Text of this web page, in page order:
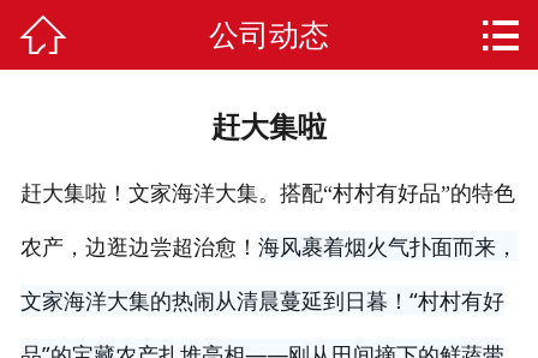
 公司动态 
赶大集啦
赶大集啦！文家海洋大集。搭配“村村有好品”的特色
农产，边逛边尝超治愈！ 海风裹着烟火气扑面而来，
文家海洋大集的热闹从清晨蔓延到日暮！“村村有好